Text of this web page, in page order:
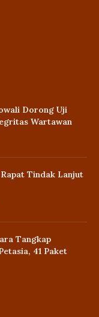
Dorong Uji
Wartawan
Tindak Lanjut
Tangkap
41 Paket